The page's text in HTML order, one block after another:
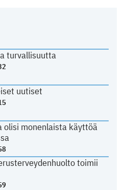
turvallisuutta
uutiset
olisi monenlaista käyttöä
toimii